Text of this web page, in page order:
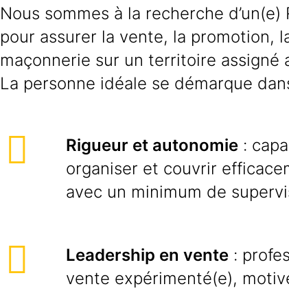
Nous sommes à la recherche
pour assurer la vente, la promotion,
maçonnerie sur un territoire assigné
La personne idéale se démarque
Rigueur et autonomie :
organiser et couvrir
avec un minimum de
Leadership en vente :
vente expérimenté(e),